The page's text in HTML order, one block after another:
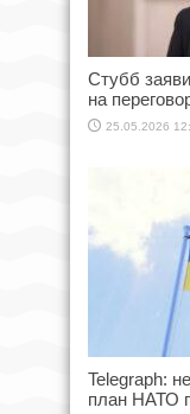
Стубб
на
25.05.2026
Telegraph:
план НАТО